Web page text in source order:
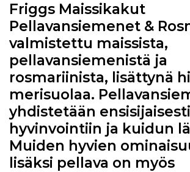
Friggs Maissikakut
Pellavansiemenet &
valmistettu maissista,
pellavansiemenistä ja
rosmariinista, lisättynä
merisuolaa.
yhdistetään
hyvinvointiin ja kuidun
Muiden hyvien
lisäksi pellava on myös